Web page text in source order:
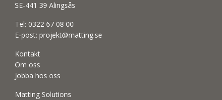
SE-441 39 Alingsås
Tel: 0322 67 08 00
E-post: projekt@matting.se
Kontakt
Om oss
Jobba hos oss
Matting Solutions